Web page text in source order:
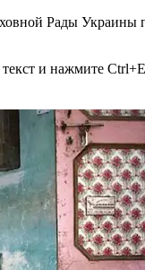
Рады Украины
и нажмите